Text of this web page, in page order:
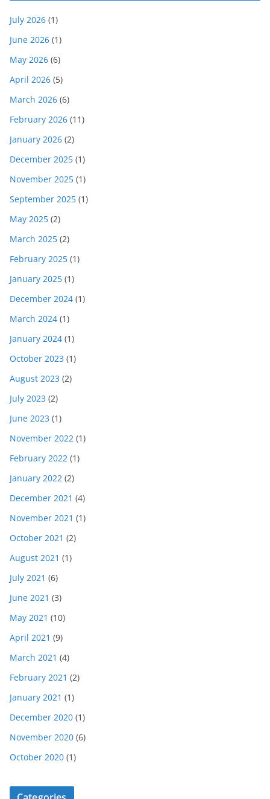
July 2026 (1)
June 2026 (1)
May 2026 (6)
April 2026 (5)
March 2026 (6)
February 2026 (11)
January 2026 (2)
December 2025 (1)
November 2025 (1)
September 2025 (1)
May 2025 (2)
March 2025 (2)
February 2025 (1)
January 2025 (1)
December 2024 (1)
March 2024 (1)
January 2024 (1)
October 2023 (1)
August 2023 (2)
July 2023 (2)
June 2023 (1)
November 2022 (1)
February 2022 (1)
January 2022 (2)
December 2021 (4)
November 2021 (1)
October 2021 (2)
August 2021 (1)
July 2021 (6)
June 2021 (3)
May 2021 (10)
April 2021 (9)
March 2021 (4)
February 2021 (2)
January 2021 (1)
December 2020 (1)
November 2020 (6)
October 2020 (1)